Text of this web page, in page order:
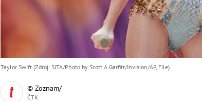
Taylor Swift (Zdroj: SITA/Photo by Scott A Garfitt/Invision/AP, File)
© Zoznam/
ČTK